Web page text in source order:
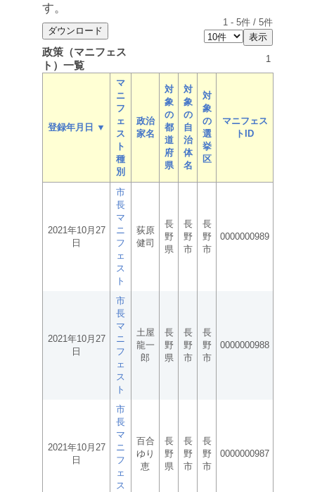
す。
1 - 5件 / 5件
政策（マニフェス
ト）一覧
1
登録年月日 ▼
マ
ニ
フ
ェ
ス
ト
種
別
政治
家名
対
象
の
都
道
府
県
対
象
の
自
治
体
名
対
象
の
選
挙
区
マニフェス
トID
2021年10月27
日
市
長
マ
ニ
フ
ェ
ス
ト
荻原
健司
長
野
県
長
野
市
長
野
市
0000000989
2021年10月27
日
市
長
マ
ニ
フ
ェ
ス
ト
土屋
龍一
郎
長
野
県
長
野
市
長
野
市
0000000988
2021年10月27
日
市
長
マ
ニ
フ
ェ
ス
百合
ゆり
恵
長
野
県
長
野
市
長
野
市
0000000987